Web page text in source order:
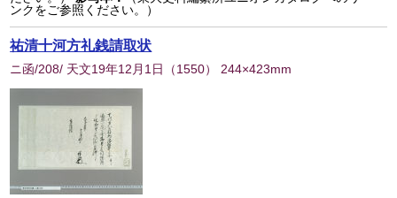
ンクをご参照ください。）
祐清十河方礼銭請取状
ニ函/208/ 天文19年12月1日 （1550） 244×423mm